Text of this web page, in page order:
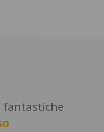
fantastiche